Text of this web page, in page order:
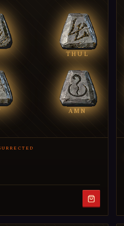
THUL
AMN